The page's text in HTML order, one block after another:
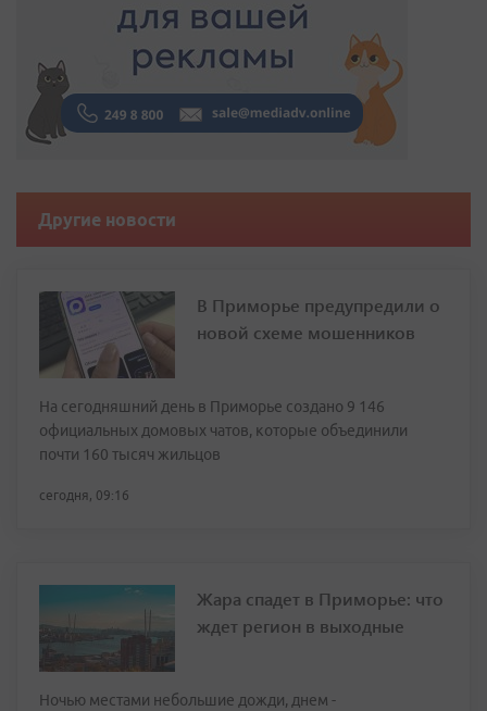
Другие новости
В Приморье предупредили о
новой схеме мошенников
На сегодняшний день в Приморье создано 9 146
официальных домовых чатов, которые объединили
почти 160 тысяч жильцов
сегодня, 09:16
Жара спадет в Приморье: что
ждет регион в выходные
Ночью местами небольшие дожди, днем -